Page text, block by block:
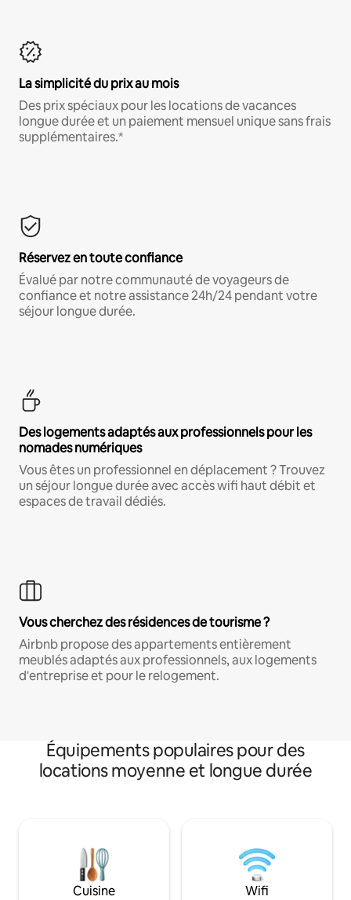
La simplicité du prix au mois
Des prix spéciaux pour les locations de vacances
longue durée et un paiement mensuel unique sans frais
supplémentaires.*
Réservez en toute confiance
Évalué par notre communauté de voyageurs de
confiance et notre assistance 24h/24 pendant votre
séjour longue durée.
Des logements adaptés aux professionnels pour les
nomades numériques
Vous êtes un professionnel en déplacement ? Trouvez
un séjour longue durée avec accès wifi haut débit et
espaces de travail dédiés.
Vous cherchez des résidences de tourisme ?
Airbnb propose des appartements entièrement
meublés adaptés aux professionnels, aux logements
d'entreprise et pour le relogement.
Équipements populaires pour des
locations moyenne et longue durée
Cuisine Wifi